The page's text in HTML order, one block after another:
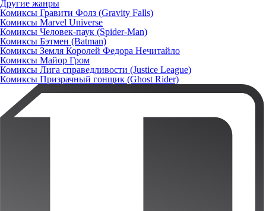
Другие жанры
Комиксы Гравити Фолз (Gravity Falls)
Комиксы Marvel Universe
Комиксы Человек-паук (Spider-Man)
Комиксы Бэтмен (Batman)
Комиксы Земля Королей Федора Нечитайло
Комиксы Майор Гром
Комиксы Лига справедливости (Justice League)
Комиксы Призрачный гонщик (Ghost Rider)